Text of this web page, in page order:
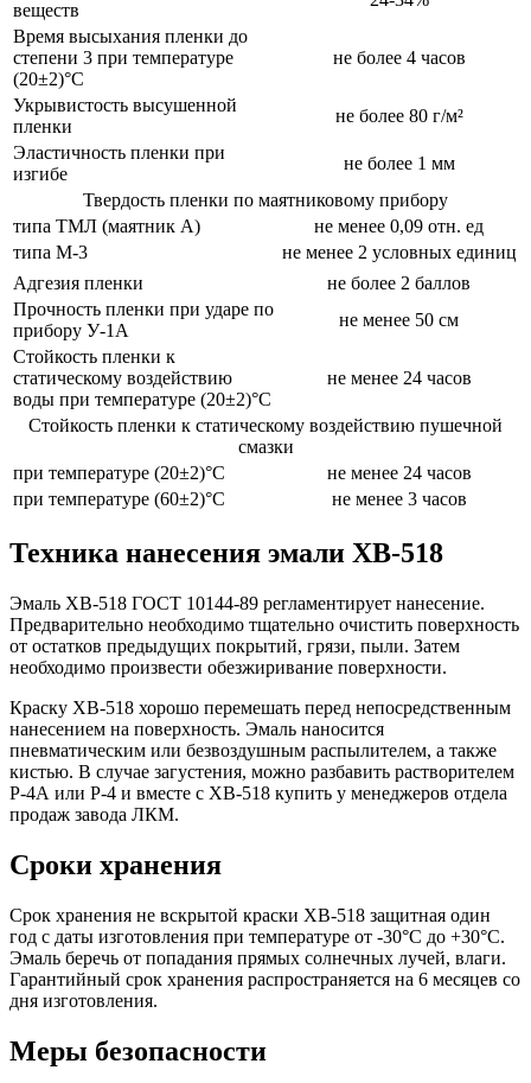
веществ
Время высыхания пленки до
степени 3 при температуре
(20±2)°С
не более 4 часов
Укрывистость высушенной
пленки
не более 80 г/м²
Эластичность пленки при
изгибе
не более 1 мм
Твердость пленки по маятниковому прибору
типа ТМЛ (маятник А)
не менее 0,09 отн. ед
типа М-3
не менее 2 условных единиц
Адгезия пленки
не более 2 баллов
Прочность пленки при ударе по
прибору У-1А
не менее 50 см
Стойкость пленки к
статическому воздействию
воды при температуре (20±2)°С
не менее 24 часов
Стойкость пленки к статическому воздействию пушечной
смазки
при температуре (20±2)°С
не менее 24 часов
при температуре (60±2)°С
не менее 3 часов
Техника нанесения эмали ХВ-518
Эмаль ХВ-518 ГОСТ 10144-89 регламентирует нанесение.
Предварительно необходимо тщательно очистить поверхность
от остатков предыдущих покрытий, грязи, пыли. Затем
необходимо произвести обезжиривание поверхности.
Краску ХВ-518 хорошо перемешать перед непосредственным
нанесением на поверхность. Эмаль наносится
пневматическим или безвоздушным распылителем, а также
кистью. В случае загустения, можно разбавить растворителем
Р-4А или Р-4 и вместе с ХВ-518 купить у менеджеров отдела
продаж завода ЛКМ.
Сроки хранения
Срок хранения не вскрытой краски ХВ-518 защитная один
год с даты изготовления при температуре от -30°C до +30°C.
Эмаль беречь от попадания прямых солнечных лучей, влаги.
Гарантийный срок хранения распространяется на 6 месяцев со
дня изготовления.
Меры безопасности